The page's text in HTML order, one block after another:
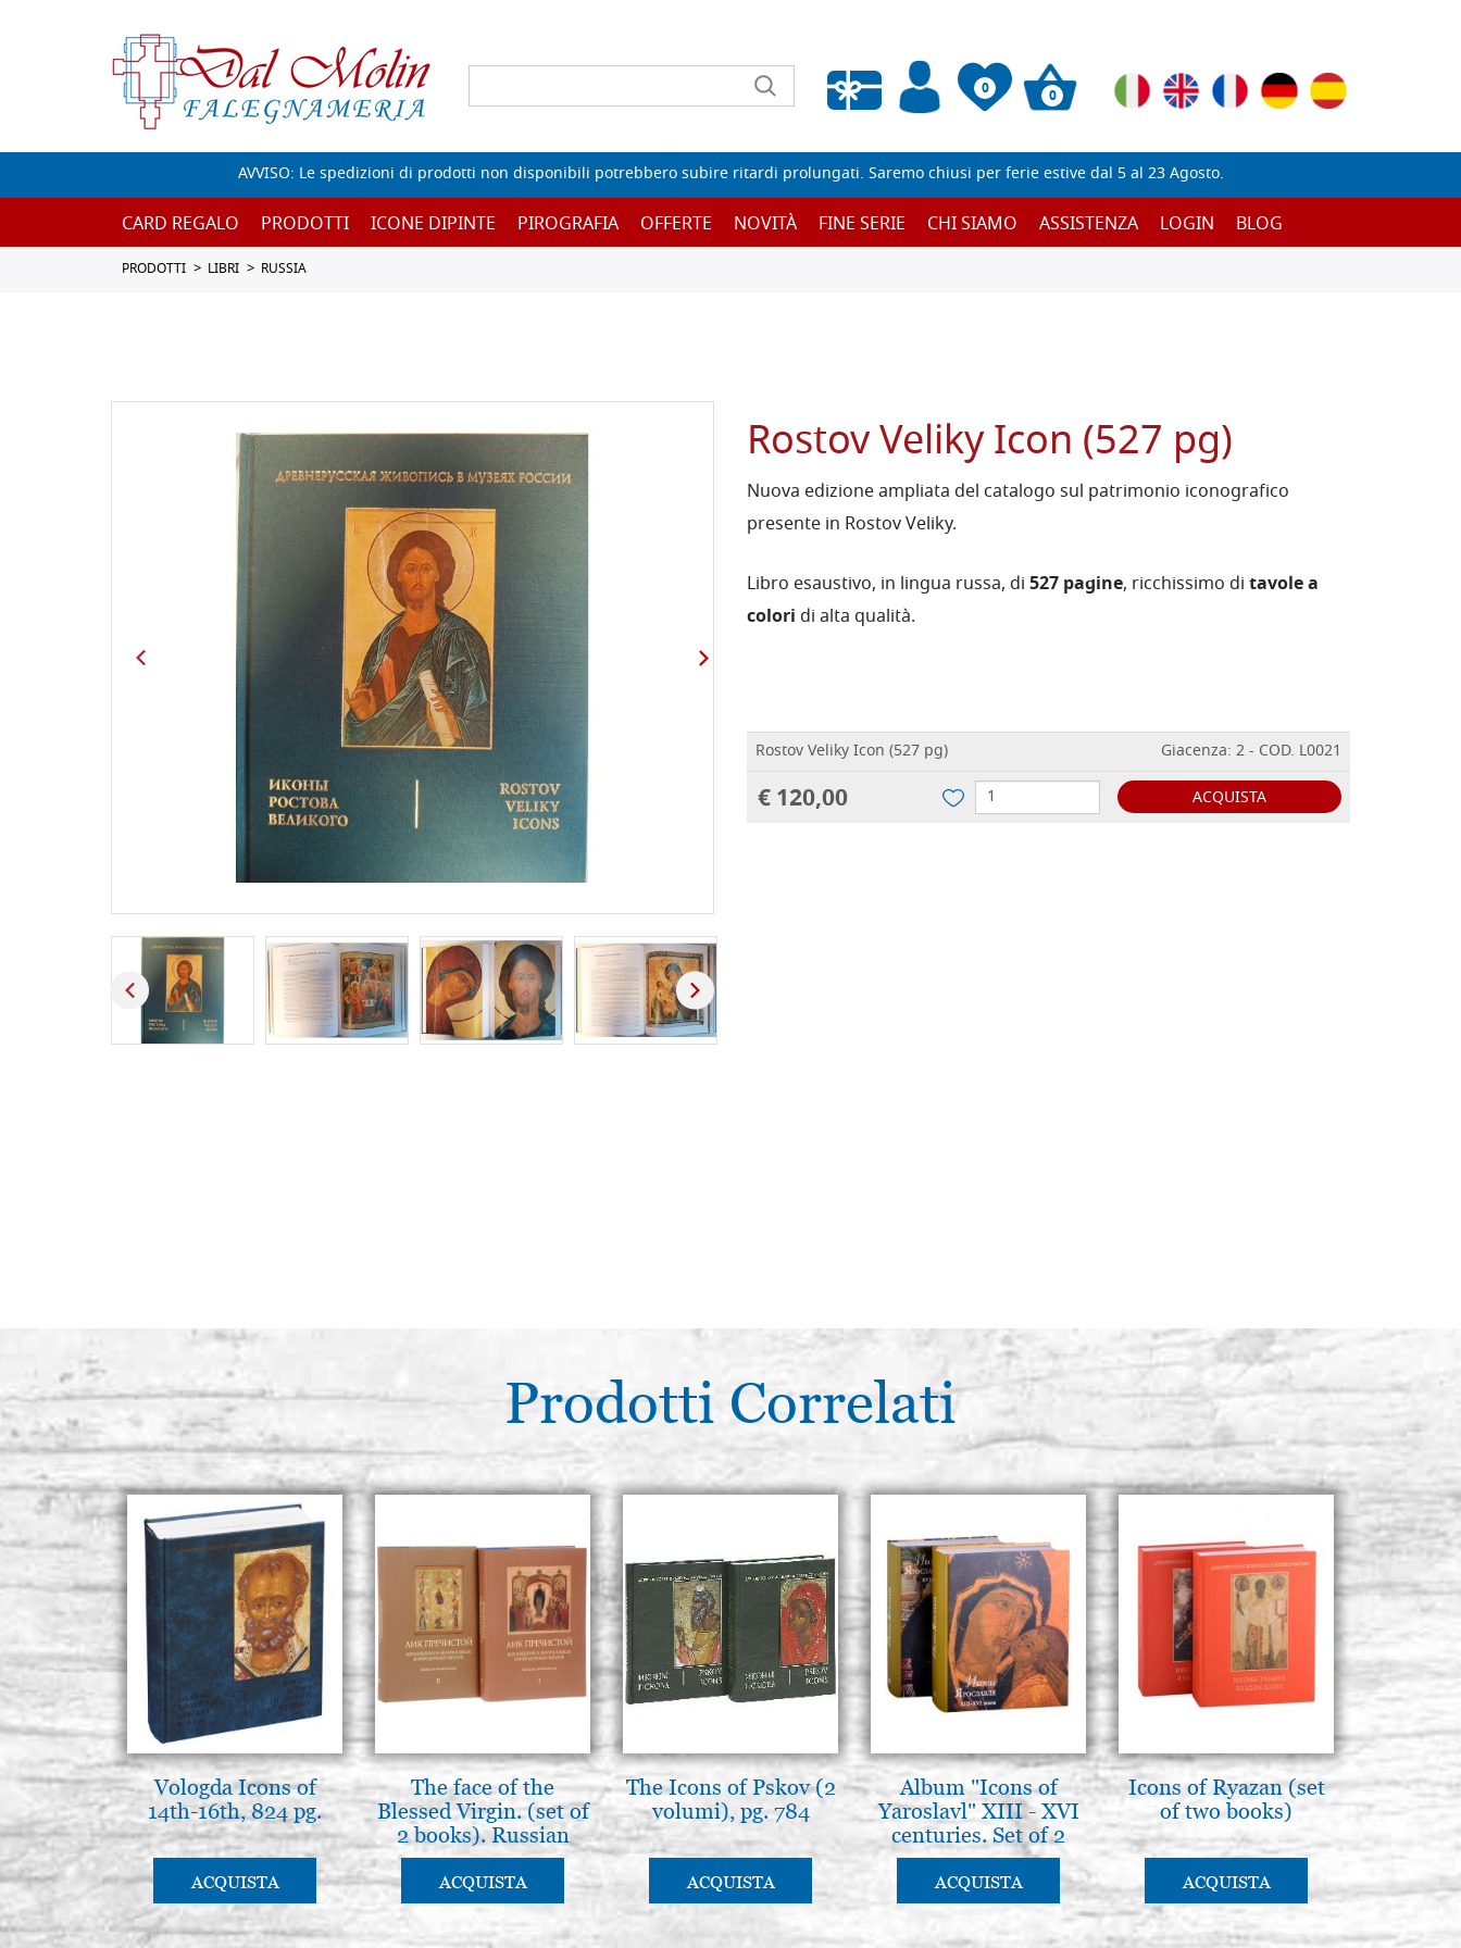
0
Wishlist vuota
0
AVVISO: Le spedizioni di prodotti non disponibili potrebbero subire ritardi prolungati. Saremo chiusi per ferie estive dal 5 al 23 Agosto.
CARD REGALO PRODOTTI ICONE DIPINTE PIROGRAFIA OFFERTE NOVITÀ FINE SERIE CHI SIAMO ASSISTENZA LOGIN BLOG
PRODOTTI LIBRI RUSSIA
Rostov Veliky Icon (527 pg)
Nuova edizione ampliata del catalogo sul patrimonio iconografico
presente in Rostov Veliky.
Libro esaustivo, in lingua russa, di527 pagine, ricchissimo ditavole a
colori di alta qualità.
Rostov Veliky Icon (527 pg) Giacenza: 2 - COD. L0021
€ 120,00 ACQUISTA
Prodotti Correlati
Vologda Icons of
14th-16th, 824 pg.
ACQUISTA
The face of the
Blessed Virgin. (set of
2 books). Russian
language
ACQUISTA
The Icons of Pskov (2
volumi), pg. 784
ACQUISTA
Album "Icons of
Yaroslavl" XIII - XVI
centuries. Set of 2
books.
ACQUISTA
Icons of Ryazan (set
of two books)
ACQUISTA